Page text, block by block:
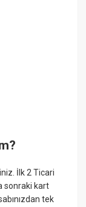
İlk 2 Ticari
sonraki kart
tek